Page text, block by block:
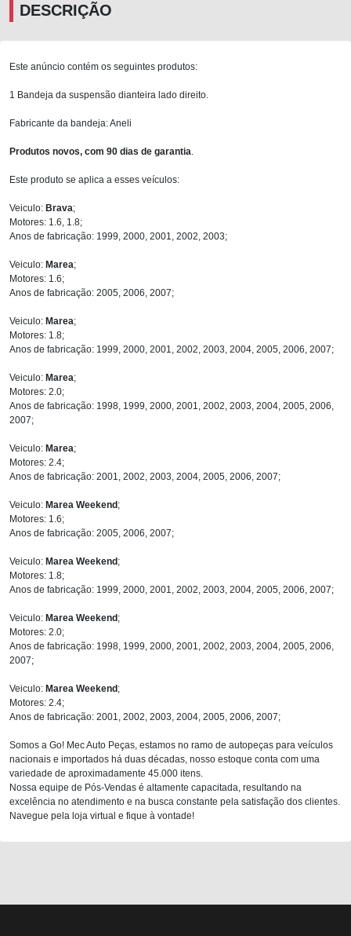
DESCRIÇÃO
Este anúncio contém os seguintes produtos:
1 Bandeja da suspensão dianteira lado direito.
Fabricante da bandeja: Aneli
Produtos novos, com 90 dias de garantia
Este produto se aplica a esses veículos:
Veiculo: Brava;
Motores: 1.6, 1.8;
Anos de fabricação: 1999, 2000, 2001, 2002, 2003;
Veiculo: Marea;
Motores: 1.6;
Anos de fabricação: 2005, 2006, 2007;
Veiculo: Marea;
Motores: 1.8;
Anos de fabricação: 1999, 2000, 2001, 2002, 2003, 2004, 2005, 2006, 2007;
Veiculo: Marea;
Motores: 2.0;
Anos de fabricação: 1998, 1999, 2000, 2001, 2002, 2003, 2004, 2005, 2006,
2007;
Veiculo: Marea;
Motores: 2.4;
Anos de fabricação: 2001, 2002, 2003, 2004, 2005, 2006, 2007;
Veiculo: Marea Weekend;
Motores: 1.6;
Anos de fabricação: 2005, 2006, 2007;
Veiculo: Marea Weekend;
Motores: 1.8;
Anos de fabricação: 1999, 2000, 2001, 2002, 2003, 2004, 2005, 2006, 2007;
Veiculo: Marea Weekend;
Motores: 2.0;
Anos de fabricação: 1998, 1999, 2000, 2001, 2002, 2003, 2004, 2005, 2006,
2007;
Veiculo: Marea Weekend;
Motores: 2.4;
Anos de fabricação: 2001, 2002, 2003, 2004, 2005, 2006, 2007;
Somos a Go! Mec Auto Peças, estamos no ramo de autopeças para veículos
nacionais e importados há duas décadas, nosso estoque conta com uma
variedade de aproximadamente 45.000 itens.
Nossa equipe de Pós-Vendas é altamente capacitada, resultando na
excelência no atendimento e na busca constante pela satisfação dos clientes.
Navegue pela loja virtual e fique à vontade!